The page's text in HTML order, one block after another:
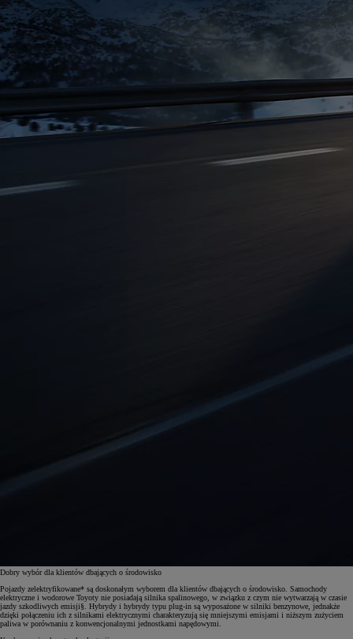
Dobry wybór dla klientów dbających o środowisko
Pojazdy zelektryfikowane* są doskonałym wyborem dla klientów dbających o środowisko. Samochody
elektryczne i wodorowe Toyoty nie posiadają silnika spalinowego, w związku z czym nie wytwarzają w czasie
jazdy szkodliwych emisji§. Hybrydy i hybrydy typu plug-in są wyposażone w silniki benzynowe, jednakże
dzięki połączeniu ich z silnikami elektrycznymi charakteryzują się mniejszymi emisjami i niższym zużyciem
paliwa w porównaniu z konwencjonalnymi jednostkami napędowymi.